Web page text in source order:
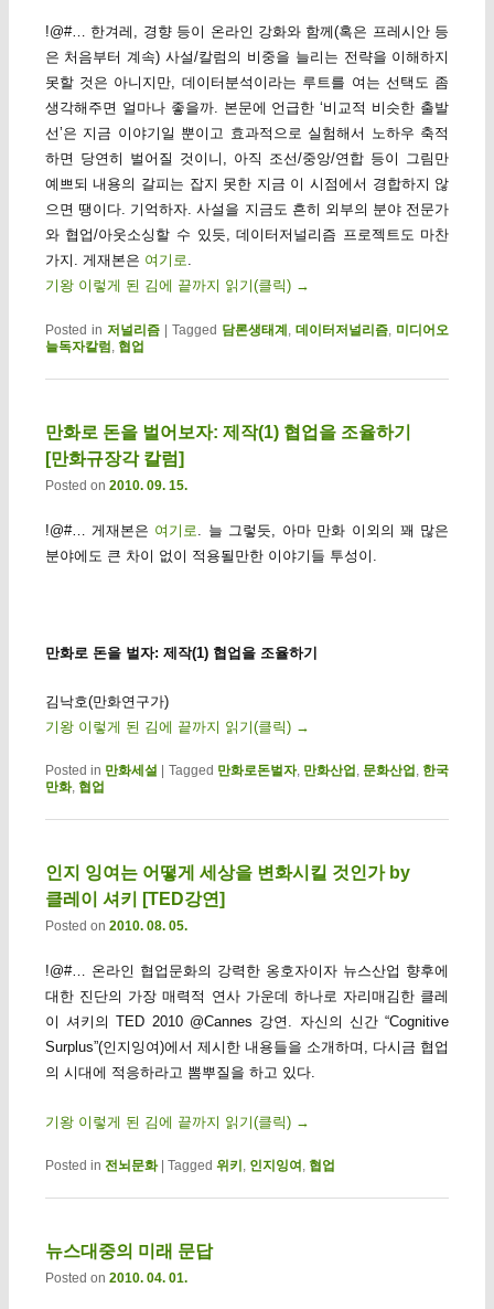
!@#… 한겨레, 경향 등이 온라인 강화와 함께(혹은 프레시안 등
은 처음부터 계속) 사설/칼럼의 비중을 늘리는 전략을 이해하지
못할 것은 아니지만, 데이터분석이라는 루트를 여는 선택도 좀
생각해주면 얼마나 좋을까. 본문에 언급한 ‘비교적 비슷한 출발
선’은 지금 이야기일 뿐이고 효과적으로 실험해서 노하우 축적
하면 당연히 벌어질 것이니, 아직 조선/중앙/연합 등이 그림만
예쁘되 내용의 갈피는 잡지 못한 지금 이 시점에서 경합하지 않
으면 땡이다. 기억하자. 사설을 지금도 흔히 외부의 분야 전문가
와 협업/아웃소싱할 수 있듯, 데이터저널리즘 프로젝트도 마찬
가지. 게재본은 여기로.
기왕 이렇게 된 김에 끝까지 읽기(클릭) →
Posted in 저널리즘 |Tagged 담론생태계 ,데이터저널리즘 미디어오
늘독자칼럼 협업
만화로 돈을 벌어보자: 제작(1) 협업을 조율하기
[만화규장각 칼럼]
Posted on 2010. 09. 15.
!@#… 게재본은 여기로
. 늘 그렇듯, 아마 만화 이외의 꽤 많은
분야에도 큰 차이 없이 적용될만한 이야기들 투성이.
만화로 돈을 벌자: 제작(1) 협업을 조율하기
김낙호(만화연구가)
기왕 이렇게 된 김에 끝까지 읽기(클릭) →
Posted in 만화세설 Tagged 만화로돈벌자, 만화산업 ,문화산업 , 한국
만화, 협업
인지 잉여는 어떻게 세상을 변화시킬 것인가 by
클레이 셔키 [TED강연]
Posted on 2010. 08. 05.
!@#… 온라인 협업문화의 강력한 옹호자이자 뉴스산업 향후에
대한 진단의 가장 매력적 연사 가운데 하나로 자리매김한 클레
이 셔키의 TED 2010 @Cannes 강연. 자신의 신간 “Cognitive
Surplus”(인지잉여)에서 제시한 내용들을 소개하며, 다시금 협업
의 시대에 적응하라고 뽐뿌질을 하고 있다.
기왕 이렇게 된 김에 끝까지 읽기(클릭) →
Posted in 전뇌문화 | Tagged 위키 인지잉여 협업
뉴스대중의 미래 문답
Posted on 2010. 04. 01.